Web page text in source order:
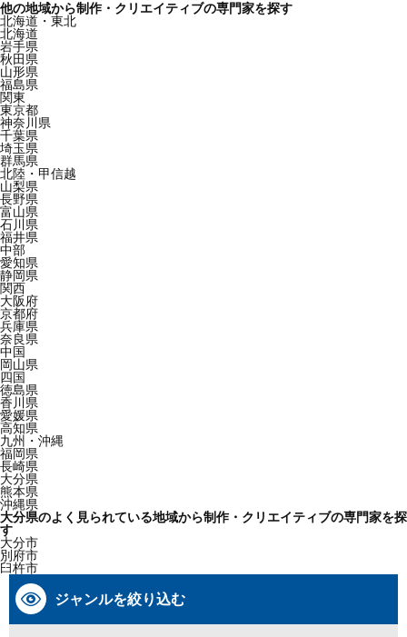
他の地域から制作・クリエイティブの専門家を探す
北海道・東北
北海道
岩手県
秋田県
山形県
福島県
関東
東京都
神奈川県
千葉県
埼玉県
群馬県
北陸・甲信越
山梨県
長野県
富山県
石川県
福井県
中部
愛知県
静岡県
関西
大阪府
京都府
兵庫県
奈良県
中国
岡山県
四国
徳島県
香川県
愛媛県
高知県
九州・沖縄
福岡県
長崎県
大分県
熊本県
沖縄県
大分県のよく見られている地域から制作・クリエイティブの専門家を探
す
大分市
別府市
臼杵市
ジャンルを絞り込む